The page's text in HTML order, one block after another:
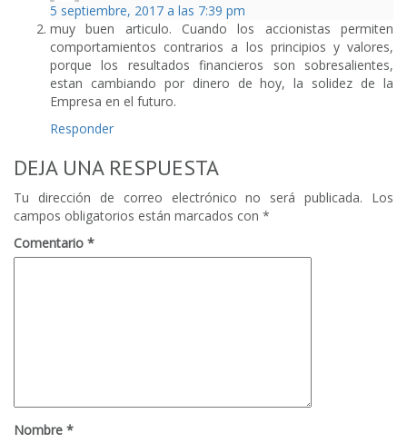
5 septiembre, 2017 a las 7:39 pm
muy buen articulo. Cuando los accionistas permiten
comportamientos contrarios a los principios y valores,
porque los resultados financieros son sobresalientes,
estan cambiando por dinero de hoy, la solidez de la
Empresa en el futuro.
Responder
DEJA UNA RESPUESTA
Tu dirección de correo electrónico no será publicada.
Los
campos obligatorios están marcados con *
Comentario *
Nombre *